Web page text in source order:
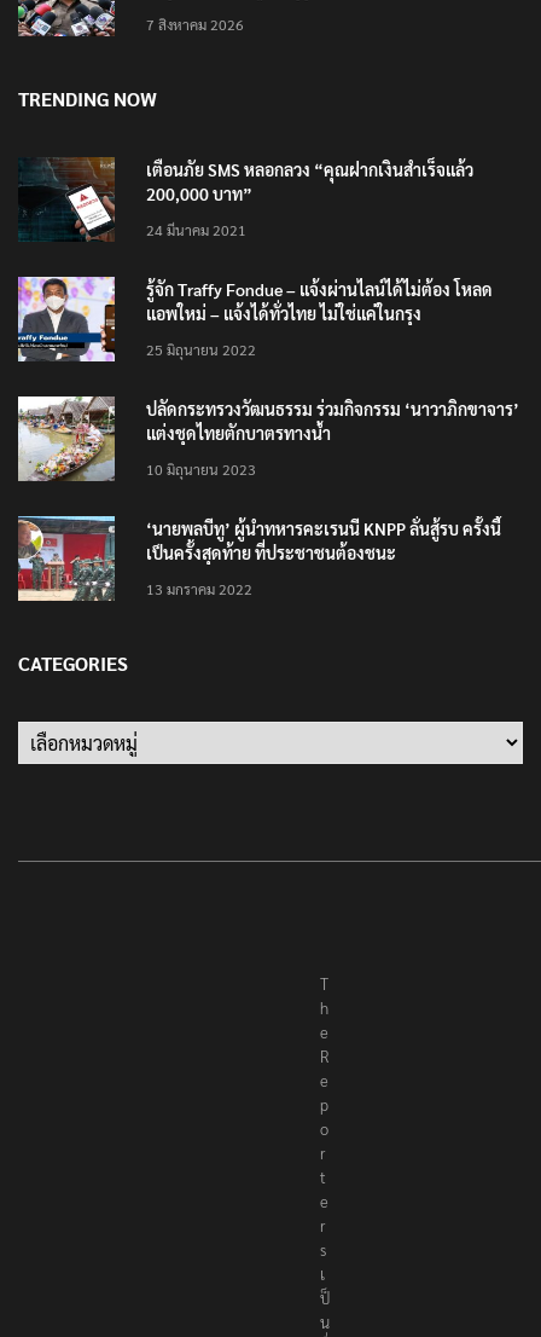
7 สิงหาคม 2026
TRENDING NOW
เตือนภัย SMS หลอกลวง “คุณฝากเงินสำเร็จแล้ว
200,000 บาท”
24 มีนาคม 2021
รู้จัก Traffy Fondue – แจ้งผ่านไลน์ได้ไม่ต้อง โหลด
แอพใหม่ – แจ้งได้ทั่วไทย ไม่ใช่แค่ในกรุง
25 มิถุนายน 2022
ปลัดกระทรวงวัฒนธรรม ร่วมกิจกรรม ‘นาวาภิกขาจาร’
แต่งชุดไทยตักบาตรทางน้ำ
10 มิถุนายน 2023
‘นายพลบีทู’ ผู้นำทหารคะเรนนี KNPP ลั่นสู้รบ ครั้งนี้
เป็นครั้งสุดท้าย ที่ประชาชนต้องชนะ
13 มกราคม 2022
CATEGORIES
T
h
e
R
e
p
o
r
t
e
r
s
เ
ป็
น